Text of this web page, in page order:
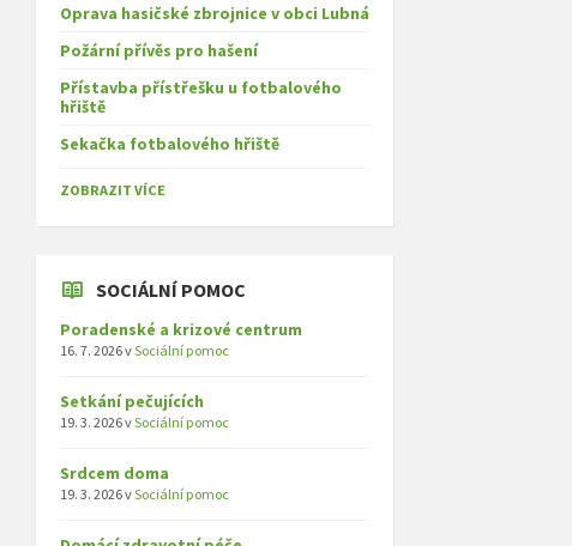
Oprava hasičské zbrojnice v obci Lubná
Požární přívěs pro hašení
Přístavba přístřešku u fotbalového
hřiště
Sekačka fotbalového hřiště
ZOBRAZIT VÍCE
SOCIÁLNÍ POMOC
Poradenské a krizové centrum
16. 7. 2026vSociální pomoc
Setkání pečujících
19. 3. 2026vSociální pomoc
Srdcem doma
19. 3. 2026vSociální pomoc